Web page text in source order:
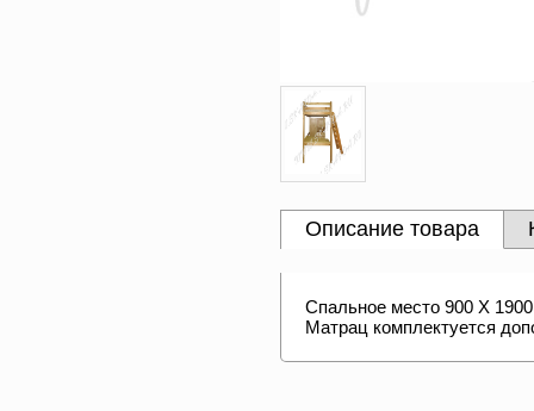
Описание товара
Спальное место 900 Х 1900
Матрац комплектуется